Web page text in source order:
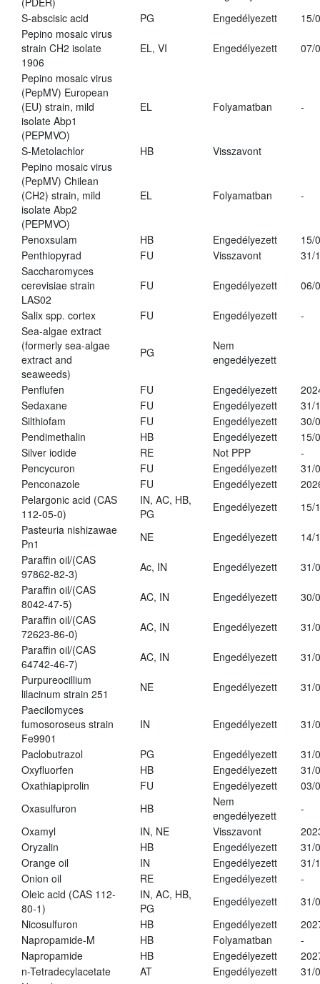
S-abscisic acid
PG Engedélyezett
15/
Pepino mosaic virus
strain CH2 isolate
1906
EL, VI Engedélyezett 07/
Pepino mosaic virus
(PepMV) European
(EU) strain, mild
isolate Abp1
(PEPMVO)
EL Folyamatban -
S-Metolachlor HB
Visszavont
Pepino mosaic virus
(PepMV) Chilean
(CH2) strain, mild
isolate Abp2
(PEPMVO)
EL Folyamatban -
Penoxsulam HB Engedélyezett
15/
Penthiopyrad
FU Visszavont
31/
Saccharomyces
cerevisiae strain
LAS02
FU Engedélyezett 06/
Salix spp. cortex FU Engedélyezett
-
Sea-algae extract
(formerly sea-algae
extract and
seaweeds)
PG
Nem
engedélyezett
Penflufen FU Engedélyezett
Sedaxane
FU Engedélyezett
31/
Silthiofam
FU Engedélyezett
30/
Pendimethalin
HB Engedélyezett
15/
Silver iodide
RE Not PPP
-
Pencycuron
FU Engedélyezett
31/
Penconazole
FU Engedélyezett
Pelargonic acid (CAS
112-05-0)
IN, AC, HB,
PG
Engedélyezett
15/
Pasteuria nishizawae
Pn1
NE Engedélyezett
14/
Paraffin oil/(CAS
97862-82-3)
Ac, IN Engedélyezett
31/
Paraffin oil/(CAS
8042-47-5)
AC, IN Engedélyezett
30/
Paraffin oil/(CAS
72623-86-0)
AC, IN Engedélyezett
31/
Paraffin oil/(CAS
64742-46-7)
AC, IN Engedélyezett
31/
Purpureocillium
lilacinum strain 251
NE Engedélyezett
31/
Paecilomyces
fumosoroseus strain
Fe9901
IN Engedélyezett 31/
Paclobutrazol PG Engedélyezett
31/
Oxyfluorfen
HB Engedélyezett
31/
Oxathiapiprolin
FU Engedélyezett
03/
Oxasulfuron
HB
Nem
engedélyezett
-
Oxamyl
IN, NE Visszavont
Oryzalin
HB Engedélyezett
31/
Orange oil
IN Engedélyezett
31/
Onion oil
RE Engedélyezett
-
Oleic acid (CAS 112-
80-1)
IN, AC, HB,
PG
Engedélyezett
31/
Nicosulfuron
HB Engedélyezett
Napropamide-M
HB Folyamatban
-
Napropamide
HB Engedélyezett
n-Tetradecylacetate
AT Engedélyezett
31/